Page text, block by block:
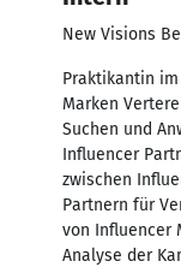
New Visions
Praktikantin
Marken
Suchen und
Influencer
zwischen
Partnern für
von Influencer
Analyse der